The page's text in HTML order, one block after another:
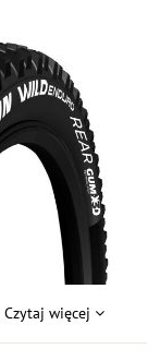
Czytaj więcej